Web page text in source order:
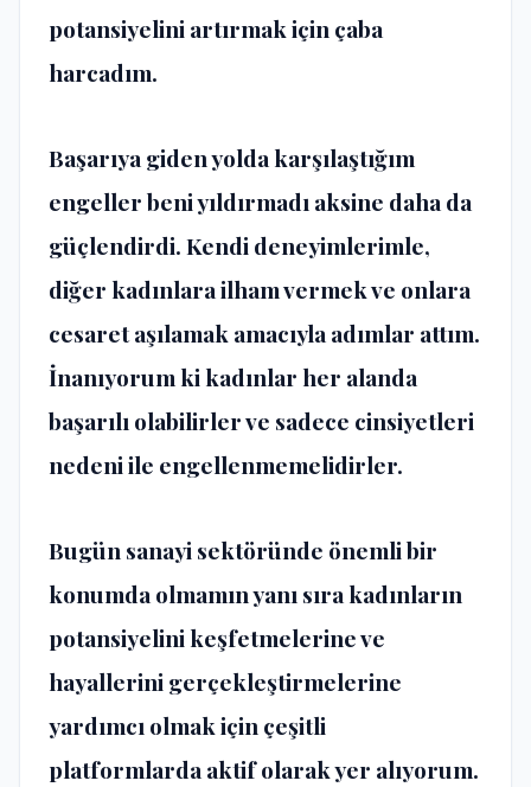
potansiyelini artırmak için çaba
harcadım.
Başarıya giden yolda karşılaştığım
engeller beni yıldırmadı aksine daha da
güçlendirdi. Kendi deneyimlerimle,
diğer kadınlara ilham vermek ve onlara
cesaret aşılamak amacıyla adımlar attım.
İnanıyorum ki kadınlar her alanda
başarılı olabilirler ve sadece cinsiyetleri
nedeni ile engellenmemelidirler.
Bugün sanayi sektöründe önemli bir
konumda olmamın yanı sıra kadınların
potansiyelini keşfetmelerine ve
hayallerini gerçekleştirmelerine
yardımcı olmak için çeşitli
platformlarda aktif olarak yer alıyorum.